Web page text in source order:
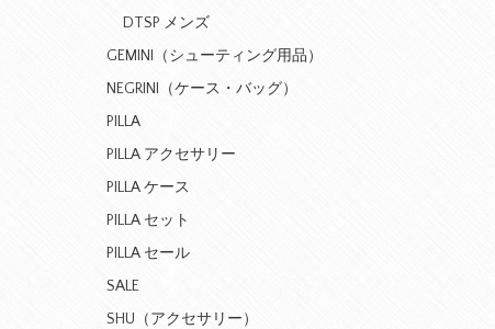
DTSP メンズ
GEMINI（シューティング用品）
NEGRINI（ケース・バッグ）
PILLA
PILLA アクセサリー
PILLA ケース
PILLA セット
PILLA セール
SALE
SHU（アクセサリー）